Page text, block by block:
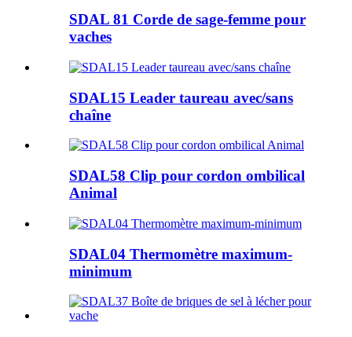
SDAL 81 Corde de sage-femme pour
vaches
SDAL15 Leader taureau avec/sans
chaîne
SDAL58 Clip pour cordon ombilical
Animal
SDAL04 Thermomètre maximum-
minimum